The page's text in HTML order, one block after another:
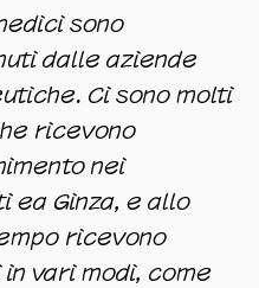
sono
dalle aziende
Ci sono molti
ricevono
nei
ea Ginza, e allo
ricevono
vari modi, come